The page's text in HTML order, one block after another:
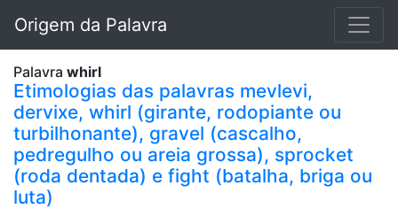
Origem da Palavra
Palavra whirl
Etimologias das palavras mevlevi,
dervixe, whirl (girante, rodopiante ou
turbilhonante), gravel (cascalho,
pedregulho ou areia grossa), sprocket
(roda dentada) e fight (batalha, briga ou
luta)